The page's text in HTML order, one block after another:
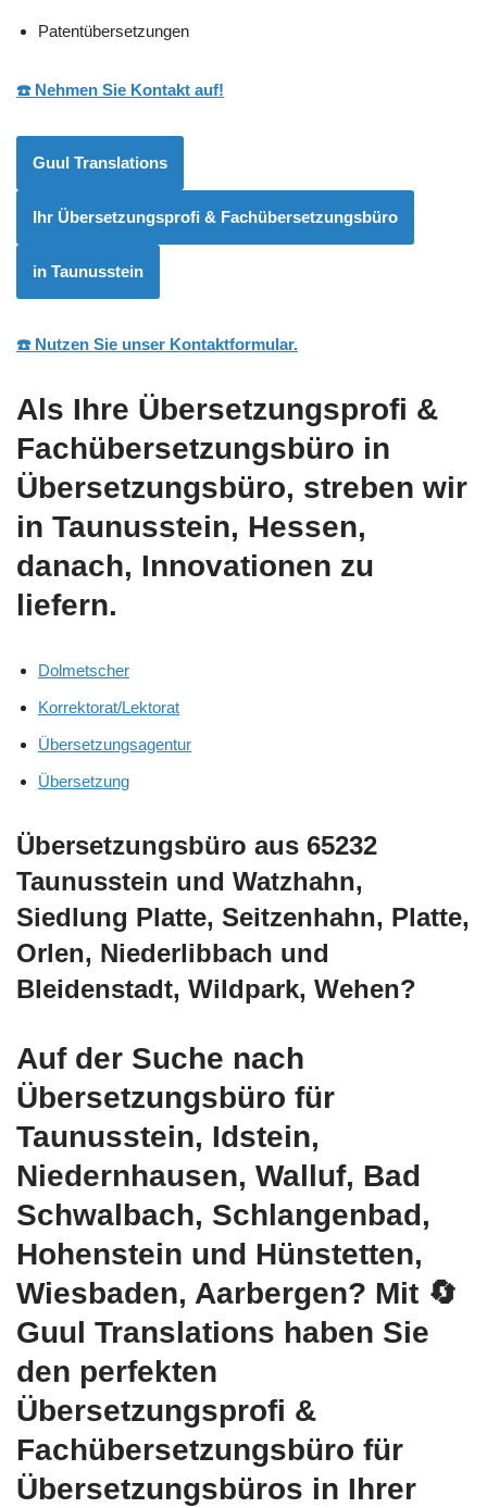
Patentübersetzungen
☎️ Nehmen Sie Kontakt auf!
Guul Translations
Ihr Übersetzungsprofi & Fachübersetzungsbüro
in Taunusstein
☎️ Nutzen Sie unser Kontaktformular.
Als Ihre Übersetzungsprofi &
Fachübersetzungsbüro in
Übersetzungsbüro, streben wir
in Taunusstein, Hessen,
danach, Innovationen zu
liefern.
Dolmetscher
Korrektorat/Lektorat
Übersetzungsagentur
Übersetzung
Übersetzungsbüro aus 65232
Taunusstein und Watzhahn,
Siedlung Platte, Seitzenhahn, Platte,
Orlen, Niederlibbach und
Bleidenstadt, Wildpark, Wehen?
Auf der Suche nach
Übersetzungsbüro für
Taunusstein, Idstein,
Niedernhausen, Walluf, Bad
Schwalbach, Schlangenbad,
Hohenstein und Hünstetten,
Wiesbaden, Aarbergen? Mit 🔄
Guul Translations haben Sie
den perfekten
Übersetzungsprofi &
Fachübersetzungsbüro für
Übersetzungsbüros in Ihrer